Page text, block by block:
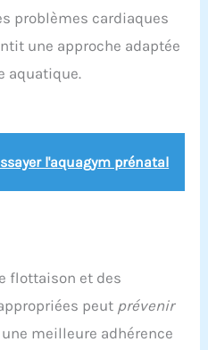
problèmes cardiaques
une approche adaptée
aquatique.
l'aquagym prénatal
flottaison et des
peut prévenir
meilleure adhérence